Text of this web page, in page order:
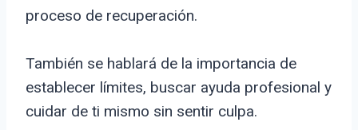
proceso de recuperación.
También se hablará de la importancia de
establecer límites, buscar ayuda profesional y
cuidar de ti mismo sin sentir culpa.